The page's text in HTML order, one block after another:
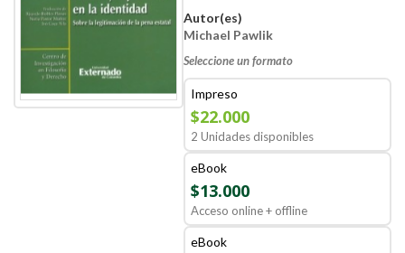
Autor(es)
Michael Pawlik
Seleccione un formato
Impreso
$22.000
2 Unidades disponibles
eBook
$13.000
Acceso online + offline
eBook